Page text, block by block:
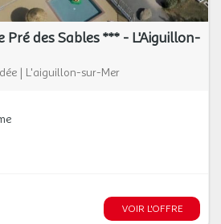
Pré des Sables *** - L'Aiguillon-
| L'aiguillon-sur-Mer
VOIR L'OFFRE